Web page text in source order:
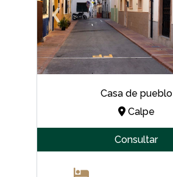
❮
Casa de pueblo
Calpe
Consultar